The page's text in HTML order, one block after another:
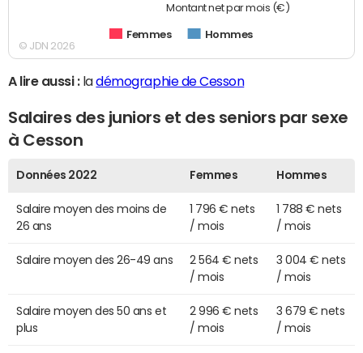
Montant net par mois (€)
Femmes Hommes
© JDN 2026
A lire aussi :ladémographie de Cesson
Salaires des juniors et des seniors par sexe
à Cesson
Données 2022 Femmes Hommes
Salaire moyen des moins de
26 ans
1 796 € nets
/ mois
1 788 € nets
/ mois
Salaire moyen des 26-49 ans
2 564 € nets
/ mois
3 004 € nets
/ mois
Salaire moyen des 50 ans et
plus
2 996 € nets
/ mois
3 679 € nets
/ mois